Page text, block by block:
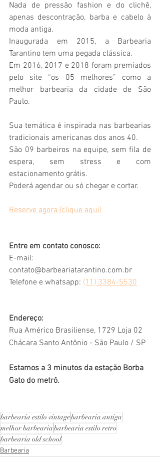
Nada de pressão fashion e do clichê,
apenas descontração, barba e cabelo à
moda antiga.
​Inaugurada em 2015, a Barbearia
Tarantino tem uma pegada clássica.
​Em 2016, 2017 e 2018 foram premiados
pelo site “os 05 melhores” como a
melhor barbearia da cidade de São
Paulo.
​Sua temática é inspirada nas barbearias
tradicionais americanas dos anos 40.
São 09 barbeiros na equipe, sem fila de
espera, sem stress e com
estacionamento grátis.
Poderá agendar ou só chegar e cortar.
Reserve agora (clique aqui)
Entre em contato conosco:
E-mail:
contato@barbeariatarantino.com.br
Telefone e whatsapp: (11) 3384-5530
Endereço:
Rua Américo Brasiliense, 1729 Loja 02
Chácara Santo Antônio - São Paulo / SP
Estamos a 3 minutos da estação Borba
Gato do metrô.
barbearia estilo vintagebarbearia antiga
melhor barbeariabarbearia estilo retro
barbearia old school
Barbearia